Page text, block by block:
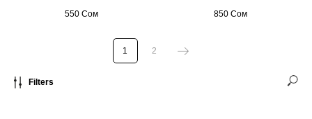
550 Сом 850 Сом
1 2
Filters